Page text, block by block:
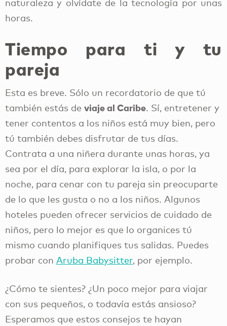
también estás de
tú también debes disfrutar de tus días.
Contrata a una niñera durante unas horas, ya
sea por el día, para explorar la isla, o por la
noche, para cenar con tu pareja sin preocuparte
de lo que les gusta o no a los niños. Algunos
hoteles pueden ofrecer servicios de cuidado de
niños, pero lo mejor es que lo organices tú
mismo cuando planifiques tus salidas. Puedes
probar conAruba Babysitter, por ejemplo.
¿Cómo te sientes? ¿Un poco mejor para viajar
con sus pequeños, o todavía estás ansioso?
Esperamos que estos consejos te hayan
ayudado a tomar la decisión de viajar a Aruba
con niños.
Niños, viaje, entretenimiento para niños, comida
para niños, actividades para niños, tiempo lejos